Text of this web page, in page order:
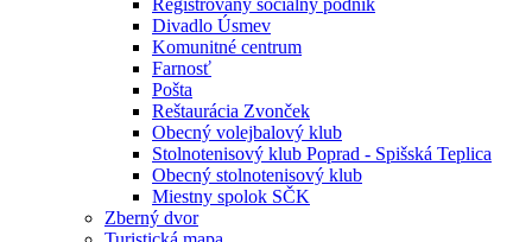
Registrovaný sociálny podnik
Divadlo Úsmev
Komunitné centrum
Farnosť
Pošta
Reštaurácia Zvonček
Obecný volejbalový klub
Stolnotenisový klub Poprad - Spišská Teplica
Obecný stolnotenisový klub
Miestny spolok SČK
Zberný dvor